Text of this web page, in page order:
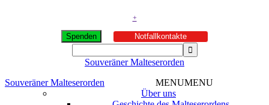
+
Spenden Notfallkontakte
Souveräner Malteserorden
Souveräner Malteserorden
MENUMENU
Über uns